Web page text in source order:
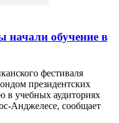
начали обучение в​
фестиваля
президентских
в учебных аудиториях
Анджелесе, сообщает